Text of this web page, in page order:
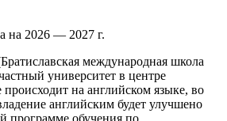
на 2026 — 2027 г.
международная школа
университет в центре
на английском языке, во
английским будет улучшено
программе обучения по